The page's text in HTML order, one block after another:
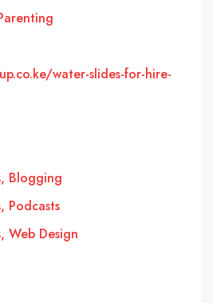
water-slides-for-hire-
Blogging
Podcasts
Web Design